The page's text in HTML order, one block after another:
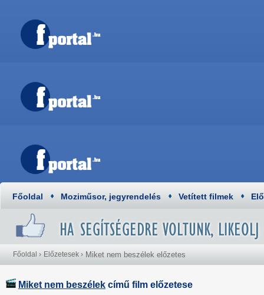
Főoldal Moziműsor, jegyrendelés Vetített filmek
Főoldal › Előzetesek › Miket nem beszélek előzetes
Miket nem beszélek című film előzetese